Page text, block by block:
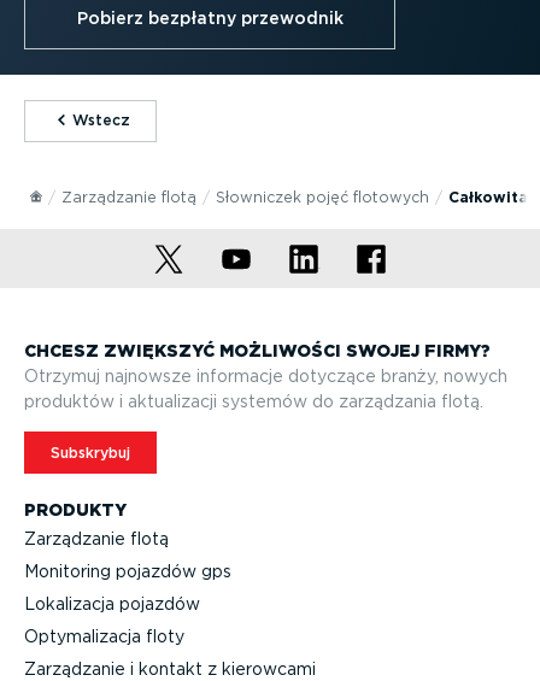
Pobierz bezpłatny przewodnik
⁠Wstecz
Zarządzanie flotą Słowniczek pojęć flotowych Całkowita
PRODUKTY
Zarządzanie flotą
Monitoring pojazdów gps
Lokalizacja pojazdów
Optyma­li­zacja floty
Zarządzanie i kontakt z kierowcami
CHCESZ ZWIĘKSZYĆ MOŻLIWOŚCI SWOJEJ FIRMY?
Otrzymuj najnowsze informacje dotyczące branży, nowych
produktów i aktuali­zacji systemów do zarządzania flotą.
Subskrybuj